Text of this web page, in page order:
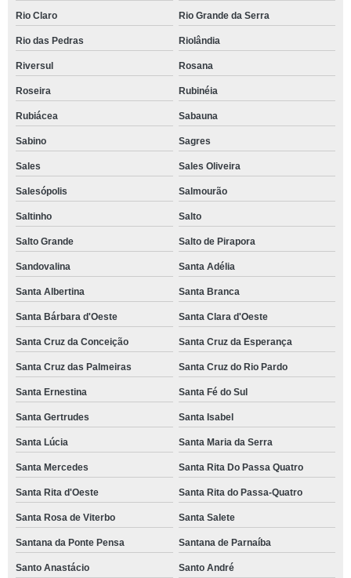
Rio Claro Rio Grande da Serra
Rio das Pedras Riolândia
Riversul Rosana
Roseira Rubinéia
Rubiácea Sabauna
Sabino Sagres
Sales Sales Oliveira
Salesópolis Salmourão
Saltinho Salto
Salto Grande Salto de Pirapora
Sandovalina Santa Adélia
Santa Albertina Santa Branca
Santa Bárbara d'Oeste Santa Clara d'Oeste
Santa Cruz da Conceição Santa Cruz da Esperança
Santa Cruz das Palmeiras Santa Cruz do Rio Pardo
Santa Ernestina Santa Fé do Sul
Santa Gertrudes Santa Isabel
Santa Lúcia Santa Maria da Serra
Santa Mercedes Santa Rita Do Passa Quatro
Santa Rita d'Oeste Santa Rita do Passa-Quatro
Santa Rosa de Viterbo Santa Salete
Santana da Ponte Pensa Santana de Parnaíba
Santo Anastácio Santo André